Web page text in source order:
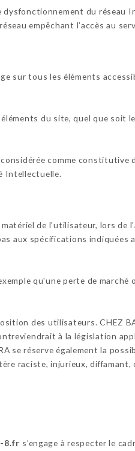
du réseau
empêchant l’accès au
sur tous les éléments
du site, quel que soit
comme constitutive
Intellectuelle.
de l'utilisateur, lors de
aux spécifications indiquées
qu'une perte de marché
des utilisateurs. CHEZ
à la législation
se réserve également la
raciste, injurieux, diffamant,
8.fr s’engage à respecter le